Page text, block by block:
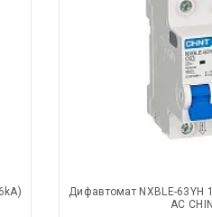
Дифавтомат NXBLE-63YH
АС